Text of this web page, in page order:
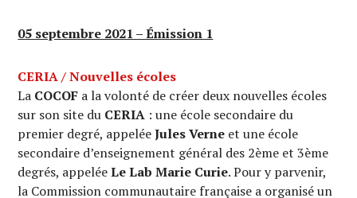
05 septembre 2021 – Émission 1
CERIA / Nouvelles écoles
La COCOF a la volonté de créer deux nouvelles écoles
sur son site du CERIA : une école secondaire du
premier degré, appeléeJules Verne et une école
secondaire d’enseignement général des 2ème et 3ème
degrés, appeléeLe Lab Marie Curie. Pour y parvenir,
la Commission communautaire française a organisé un